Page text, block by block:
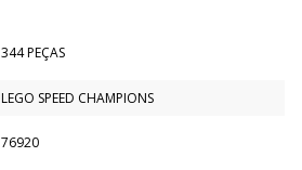
344 PEÇAS
LEGO SPEED CHAMPIONS
76920